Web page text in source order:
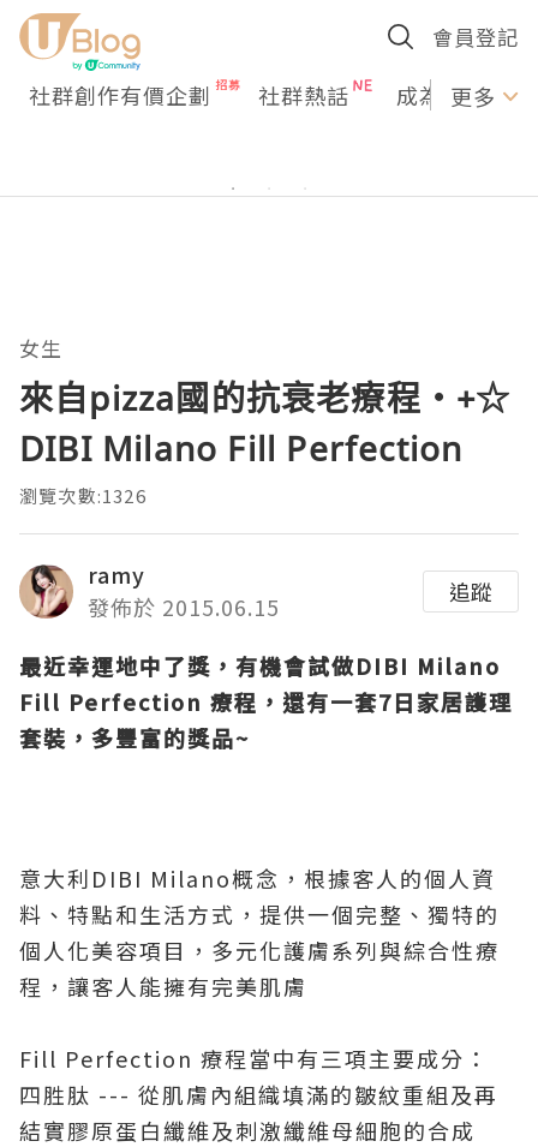
會員登記
社群創作有價企劃 社群熱話 成為U更多
女生
來自pizza國的抗衰老療程・+☆
DIBI Milano Fill Perfection
瀏覽次數:1326
ramy
發佈於 2015.06.15
追蹤
最近幸運地中了獎，有機會試做DIBI Milano
Fill Perfection 療程，還有一套7日家居護理
套裝，多豐富的獎品~
意大利DIBI Milano概念，根據客人的個人資
料、特點和生活方式，提供一個完整、獨特的
個人化美容項目，多元化護膚系列與綜合性療
程，讓客人能擁有完美肌膚
Fill Perfection 療程當中有三項主要成分：
四胜肽 --- 從肌膚內組織填滿的皺紋重組及再
結實膠原蛋白纖維及刺激纖維母細胞的合成